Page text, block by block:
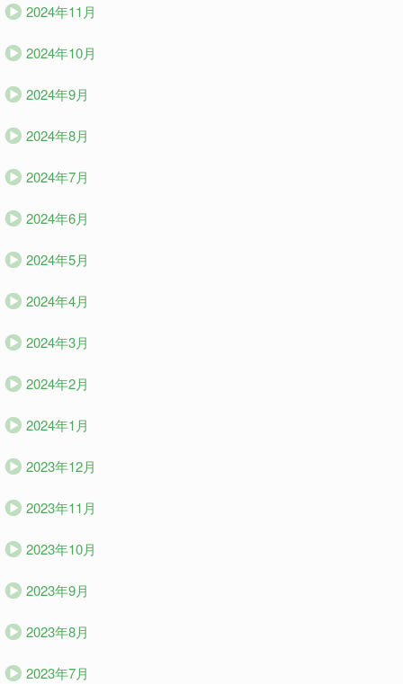
2024年11月
2024年10月
2024年9月
2024年8月
2024年7月
2024年6月
2024年5月
2024年4月
2024年3月
2024年2月
2024年1月
2023年12月
2023年11月
2023年10月
2023年9月
2023年8月
2023年7月